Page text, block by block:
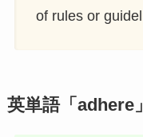
of rules or
英単語「adhere